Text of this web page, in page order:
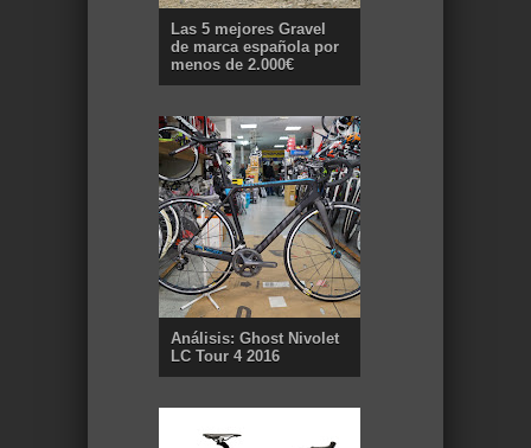
Las 5 mejores Gravel
de marca española por
menos de 2.000€
Análisis: Ghost Nivolet
LC Tour 4 2016